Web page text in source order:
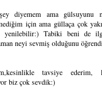
diyemem ama gülsuyunu
için ama güllaça çok
yenilebilir:) Tabiki beni de
neyi sevmiş olduğunu
tavsiye ederim,
biz çok sevdik:)